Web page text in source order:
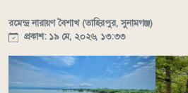
রমেন্দ্র নারায়ণ বৈশাখ (তাহিরপুর, সুনামগঞ্জ)
প্রকাশ: ১৯ মে, ২০২৬, ১৩:৩৩